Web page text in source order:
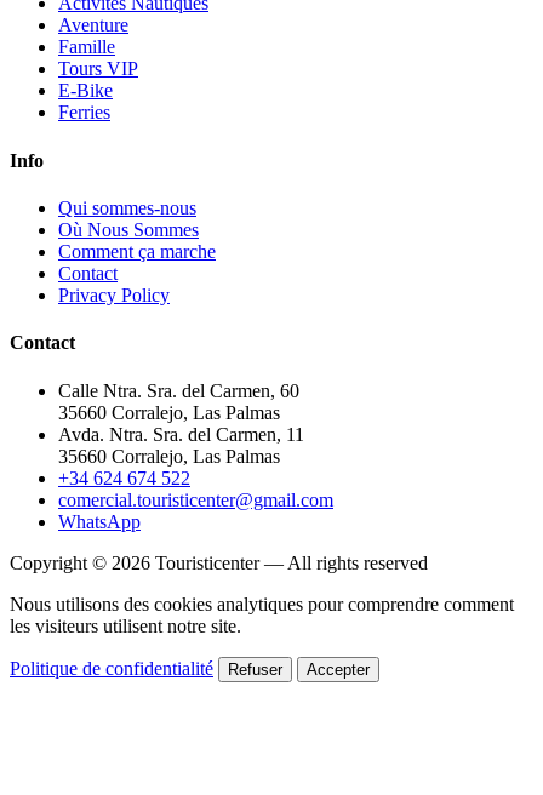
Aventure
Famille
Tours VIP
E-Bike
Ferries
Info
Qui sommes-nous
Où Nous Sommes
Comment ça marche
Contact
Privacy Policy
Contact
Calle Ntra. Sra. del Carmen, 60
35660 Corralejo, Las Palmas
Avda. Ntra. Sra. del Carmen, 11
35660 Corralejo, Las Palmas
+34 624 674 522
comercial.touristicenter@gmail.com
WhatsApp
Copyright © 2026 Touristicenter — All rights reserved
Nous utilisons des cookies analytiques pour comprendre comment
les visiteurs utilisent notre site.
Politique de confidentialité Refuser Accepter